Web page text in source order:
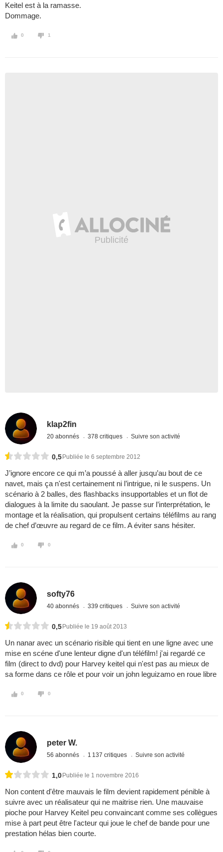
Keitel est à la ramasse.
Dommage.
0 1
klap2fin
20 abonnés 378 critiques Suivre son activité
0,5 Publiée le 6 septembre 2012
J’ignore encore ce qui m’a poussé à aller jusqu’au bout de ce
navet, mais ça n'est certainement ni l’intrigue, ni le suspens. Un
scénario à 2 balles, des flashbacks insupportables et un flot de
dialogues à la limite du saoulant. Je passe sur l’interprétation, le
montage et la réalisation, qui propulsent certains téléfilms au rang
de chef d’œuvre au regard de ce film. A éviter sans hésiter.
0 0
softy76
40 abonnés 339 critiques Suivre son activité
0,5 Publiée le 19 août 2013
Un nanar avec un scénario risible qui tient en une ligne avec une
mise en scéne d'une lenteur digne d'un téléfilm! j'ai regardé ce
film (direct to dvd) pour Harvey keitel qui n'est pas au mieux de
sa forme dans ce rôle et pour voir un john leguizamo en roue libre
0 0
peter W.
56 abonnés 1 137 critiques Suivre son activité
1,0 Publiée le 1 novembre 2016
Non content d'être mauvais le film devient rapidement pénible à
suivre avec un réalisateur qui ne maitrise rien. Une mauvaise
pioche pour Harvey Keitel peu convaincant comme ses collègues
mise à part peut être l'acteur qui joue le chef de bande pour une
prestation hélas bien courte.